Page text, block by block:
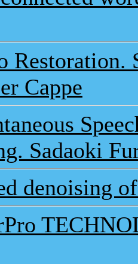
Restoration.
Cappe
Sadaoki
denoising